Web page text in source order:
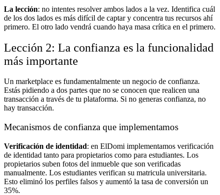
La lección: no intentes resolver ambos lados a la vez. Identifica cuál
de los dos lados es más difícil de captar y concentra tus recursos ahí
primero. El otro lado vendrá cuando haya masa crítica en el primero.
Lección 2: La confianza es la funcionalidad
más importante
Un marketplace es fundamentalmente un negocio de confianza.
Estás pidiendo a dos partes que no se conocen que realicen una
transacción a través de tu plataforma. Si no generas confianza, no
hay transacción.
Mecanismos de confianza que implementamos
Verificación de identidad: en ElDomi implementamos verificación
de identidad tanto para propietarios como para estudiantes. Los
propietarios suben fotos del inmueble que son verificadas
manualmente. Los estudiantes verifican su matricula universitaria.
Esto eliminó los perfiles falsos y aumentó la tasa de conversión un
35%.